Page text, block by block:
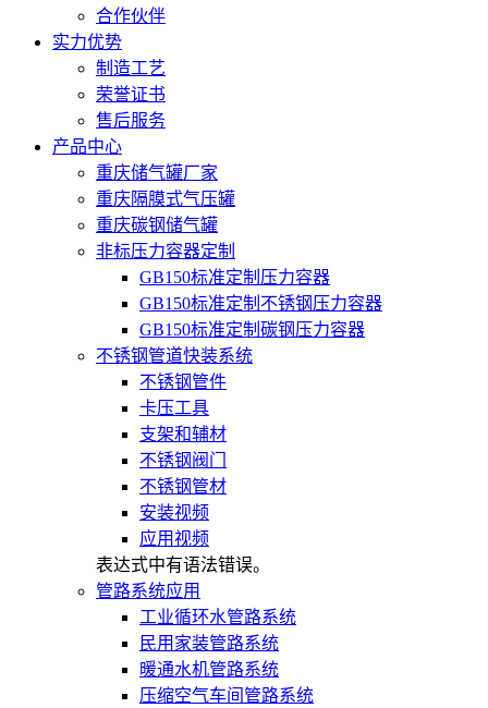
合作伙伴
实力优势
制造工艺
荣誉证书
售后服务
产品中心
重庆储气罐厂家
重庆隔膜式气压罐
重庆碳钢储气罐
非标压力容器定制
GB150标准定制压力容器
GB150标准定制不锈钢压力容器
GB150标准定制碳钢压力容器
不锈钢管道快装系统
不锈钢管件
卡压工具
支架和辅材
不锈钢阀门
不锈钢管材
安装视频
应用视频
表达式中有语法错误。
管路系统应用
工业循环水管路系统
民用家装管路系统
暖通水机管路系统
压缩空气车间管路系统